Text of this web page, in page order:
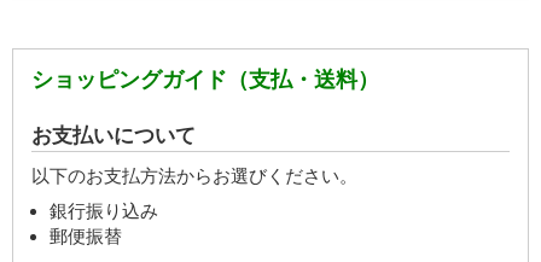
ショッピングガイド（支払・送料）
お支払いについて
以下のお支払方法からお選びください。
銀行振り込み
郵便振替